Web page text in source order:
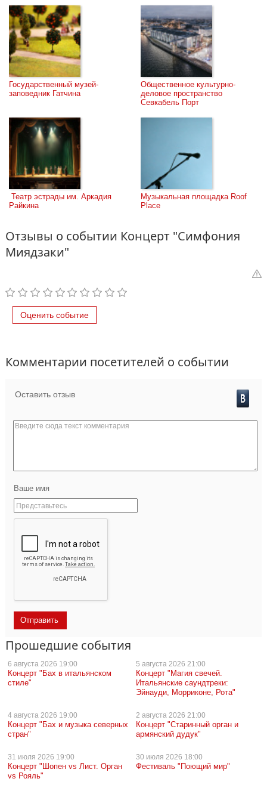
Государственный музей-
заповедник Гатчина
Общественное культурно-
деловое пространство
Севкабель Порт
Райкина
Музыкальная площадка Roof
Place
Отзывы о событии Концерт "Симфония
Миядзаки"
Оценить событие
Комментарии посетителей о событии
Оставить отзыв
Ваше имя
Прошедшие события
6 августа 2026 19:00
Концерт "Бах в итальянском
стиле"
5 августа 2026 21:00
Концерт "Магия свечей.
Итальянские саундтреки:
Эйнауди, Морриконе, Рота"
4 августа 2026 19:00
Концерт "Бах и музыка северных
стран"
2 августа 2026 21:00
Концерт "Старинный орган и
армянский дудук"
31 июля 2026 19:00
Концерт "Шопен vs Лист. Орган
vs Рояль"
30 июля 2026 18:00
Фестиваль "Поющий мир"